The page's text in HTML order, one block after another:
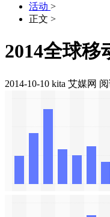
活动 >
正文 >
2014全球
2014-10-10 kita 艾媒网